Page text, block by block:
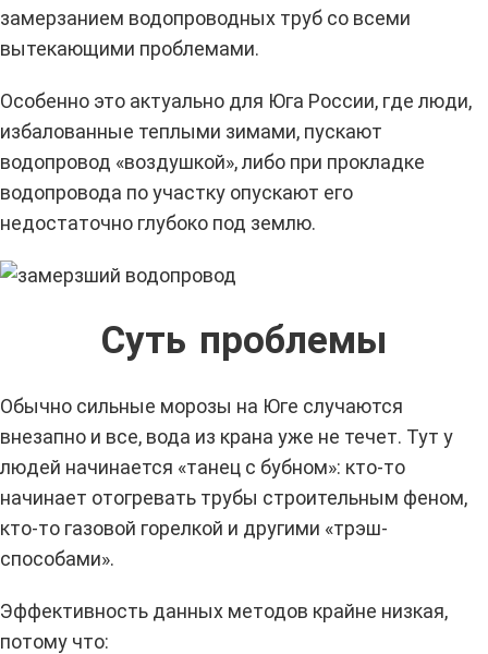
замерзанием водопроводных труб со всеми
вытекающими проблемами.
Особенно это актуально для Юга России, где люди,
избалованные теплыми зимами, пускают
водопровод «воздушкой», либо при прокладке
водопровода по участку опускают его
недостаточно глубоко под землю.
Суть проблемы
Обычно сильные морозы на Юге случаются
внезапно и все, вода из крана уже не течет. Тут у
людей начинается «танец с бубном»: кто-то
начинает отогревать трубы строительным феном,
кто-то газовой горелкой и другими «трэш-
способами».
Эффективность данных методов крайне низкая,
потому что: